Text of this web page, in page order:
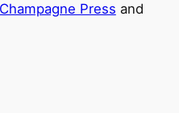
Champagne Press and